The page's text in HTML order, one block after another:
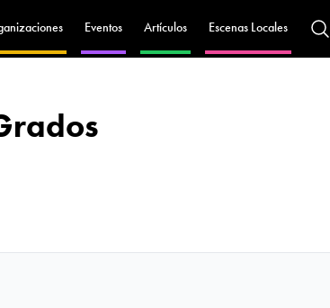
Eventos Artículos Escenas Locales